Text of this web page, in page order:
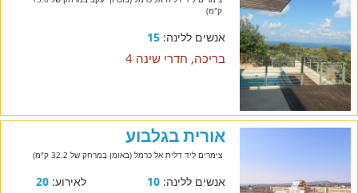
ק"מ)
אנשים ללינה:15
בריכה, חדרי שינה 4
אורית בגלבוע
צימרים ליד דלית אל כרמל (באומן במרחק של 32.2 ק"מ)
אנשים ללינה:10 לאירוע:20